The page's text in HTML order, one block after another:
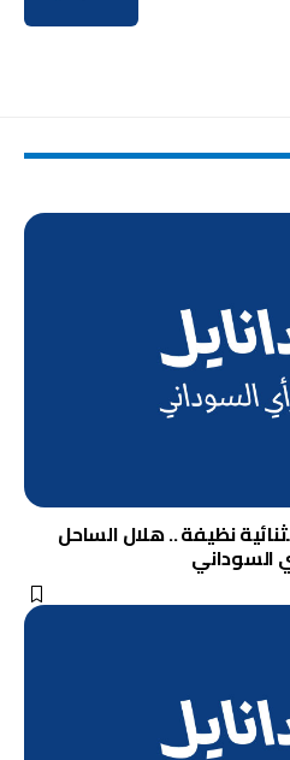
نظيفة .. هلال الساحل
السوداني